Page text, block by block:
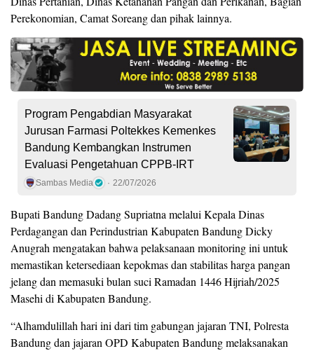
Perekonomian, Camat Soreang dan pihak lainnya.
Program Pengabdian Masyarakat
Jurusan Farmasi Poltekkes Kemenkes
Bandung Kembangkan Instrumen
Evaluasi Pengetahuan CPPB-IRT
Sambas Media 22/07/2026
Bupati Bandung Dadang Supriatna melalui Kepala Dinas
Perdagangan dan Perindustrian Kabupaten Bandung Dicky
Anugrah mengatakan bahwa pelaksanaan monitoring ini untuk
memastikan ketersediaan kepokmas dan stabilitas harga pangan
jelang dan memasuki bulan suci Ramadan 1446 Hijriah/2025
Masehi di Kabupaten Bandung.
“Alhamdulillah hari ini dari tim gabungan jajaran TNI, Polresta
Bandung dan jajaran OPD Kabupaten Bandung melaksanakan